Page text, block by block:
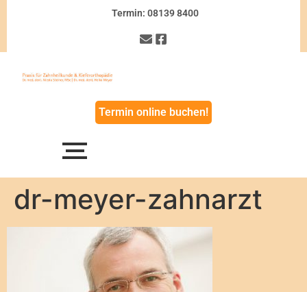
Termin: 08139 8400
Termin online buchen!
dr-meyer-zahnarzt